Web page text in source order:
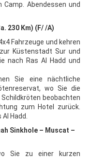
Abendessen und
230 Km) (F/ /A)
Fahrzeuge und kehren
Küstenstadt Sur und
nach Ras Al Hadd und
Sie eine nächtliche
wo Sie die
beobachten
zum Hotel zurück.
Hadd.
Sinkhole – Muscat –
Sie zu einer kurzen